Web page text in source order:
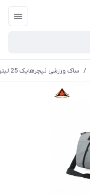
/ ساک ورزشی نیچرهایک 25 لیتر | NH19SN002